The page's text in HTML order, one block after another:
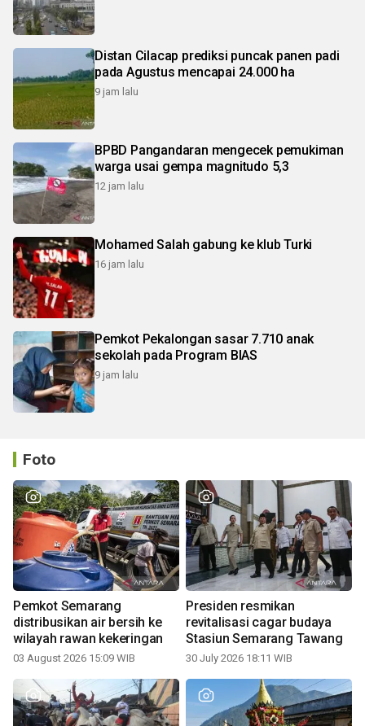
Distan Cilacap prediksi puncak panen padi
pada Agustus mencapai 24.000 ha
9 jam lalu
BPBD Pangandaran mengecek pemukiman
warga usai gempa magnitudo 5,3
12 jam lalu
Mohamed Salah gabung ke klub Turki
16 jam lalu
Pemkot Pekalongan sasar 7.710 anak
sekolah pada Program BIAS
9 jam lalu
Foto
Pemkot Semarang
distribusikan air bersih ke
wilayah rawan kekeringan
03 August 2026 15:09 WIB
Presiden resmikan
revitalisasi cagar budaya
Stasiun Semarang Tawang
30 July 2026 18:11 WIB